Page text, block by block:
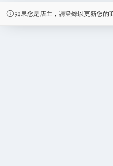
如果您是店主，請登錄以更新您的